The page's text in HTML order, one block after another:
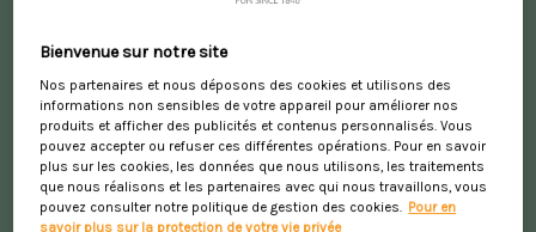
E-Carte Cadeau Soulet
Bienvenue sur notre site
Nos partenaires et nous déposons des cookies et utilisons des
informations non sensibles de votre appareil pour améliorer nos
produits et afficher des publicités et contenus personnalisés. Vous
pouvez accepter ou refuser ces différentes opérations. Pour en savoir
plus sur les cookies, les données que nous utilisons, les traitements
que nous réalisons et les partenaires avec qui nous travaillons, vous
pouvez consulter notre politique de gestion des cookies. Pour en
savoir plus sur la protection de votre vie privée